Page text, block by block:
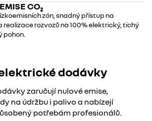
CO₂
zón, snadný přístup na
realizace rozvozů na 100% elektrický, tichý
pohon.
dodávky
zaručují nulové emise,
na údržbu i palivo a nabízejí
potřebám profesionálů.